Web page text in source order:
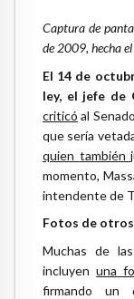
Captura de
de 2009, hecha
El 14 de
ley, el jefe de
criticó al
que sería
quien también
momento,
intendente de
Fotos de
Muchas de
incluyenuna
firmando un